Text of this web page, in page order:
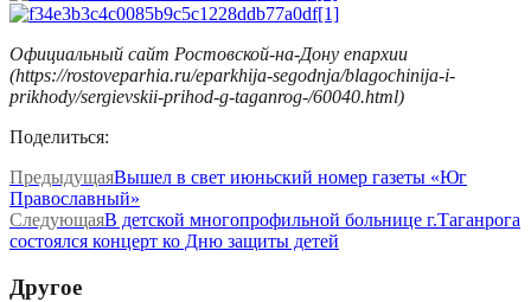
Официальный сайт Ростовской-на-Дону епархии
(https://rostoveparhia.ru/eparkhija-segodnja/blagochinija-i-
prikhody/sergievskii-prihod-g-taganrog-/60040.html)
Поделиться:
ПредыдущаяВышел в свет июньский номер газеты «Юг
Православный»
СледующаяВ детской многопрофильной больнице г.Таганрога
состоялся концерт ко Дню защиты детей
Другое